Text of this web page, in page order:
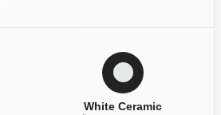
White Ceramic